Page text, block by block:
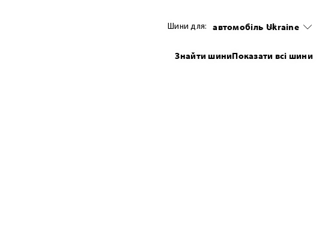
Шини для: автомобіль Ukraine
Знайти шиниПоказати всі шини